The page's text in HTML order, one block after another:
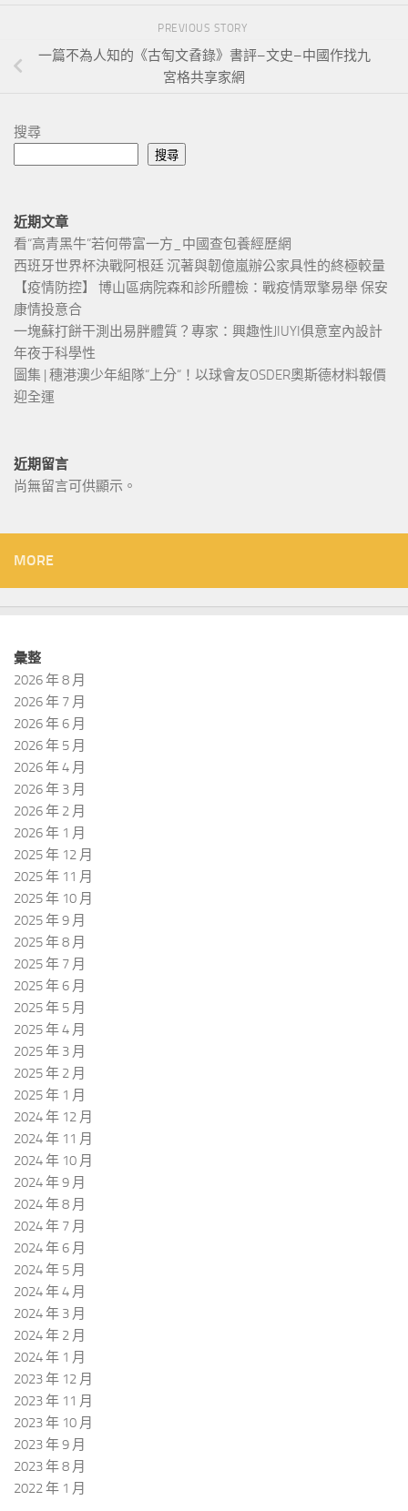
PREVIOUS STORY
一篇不為人知的《古匋文孴錄》書評–文史–中國作找九
宮格共享家網
搜尋
搜尋
近期文章
看“高青黑牛”若何帶富一方_中國查包養經歷網
西班牙世界杯決戰阿根廷 沉著與韌億嵐辦公家具性的終極較量
【疫情防控】 博山區病院森和診所體檢：戰疫情眾擎易舉 保安
康情投意合
一塊蘇打餅干測出易胖體質？專家：興趣性JIUYI俱意室內設計
年夜于科學性
圖集 | 穗港澳少年組隊“上分“！以球會友OSDER奧斯德材料報價
迎全運
近期留言
尚無留言可供顯示。
MORE
彙整
2026 年 8 月
2026 年 7 月
2026 年 6 月
2026 年 5 月
2026 年 4 月
2026 年 3 月
2026 年 2 月
2026 年 1 月
2025 年 12 月
2025 年 11 月
2025 年 10 月
2025 年 9 月
2025 年 8 月
2025 年 7 月
2025 年 6 月
2025 年 5 月
2025 年 4 月
2025 年 3 月
2025 年 2 月
2025 年 1 月
2024 年 12 月
2024 年 11 月
2024 年 10 月
2024 年 9 月
2024 年 8 月
2024 年 7 月
2024 年 6 月
2024 年 5 月
2024 年 4 月
2024 年 3 月
2024 年 2 月
2024 年 1 月
2023 年 12 月
2023 年 11 月
2023 年 10 月
2023 年 9 月
2023 年 8 月
2022 年 1 月